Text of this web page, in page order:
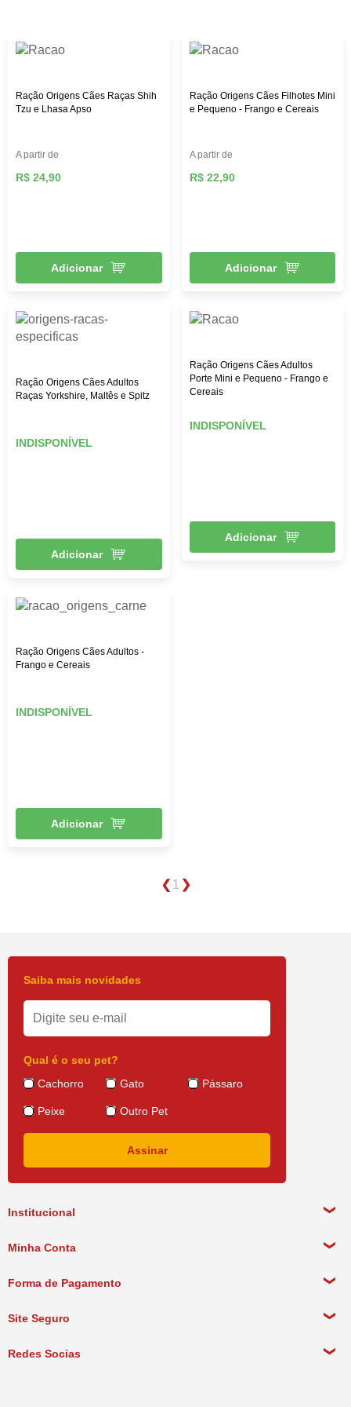
brinquedos que vão deixar seu pet mais feliz e ativo,
Ração Origens Cães Raças Shih
Tzu e Lhasa Apso
A partir de
R$ 24,90
Adicionar
Ração Origens Cães Filhotes Mini
e Pequeno - Frango e Cereais
A partir de
R$ 22,90
Adicionar
Ração Origens Cães Adultos
Raças Yorkshire, Maltês e Spitz
INDISPONÍVEL
Adicionar
Ração Origens Cães Adultos
Porte Mini e Pequeno - Frango e
Cereais
INDISPONÍVEL
Adicionar
Ração Origens Cães Adultos -
Frango e Cereais
INDISPONÍVEL
Adicionar
1
Institucional
Política de Pagamento
Política de Entrega
Minha Conta
Forma de Pagamento
Site Seguro
Redes Socias
Saiba mais novidades
Qual é o seu pet?
Cachorro
Gato Pássaro
Peixe Outro Pet